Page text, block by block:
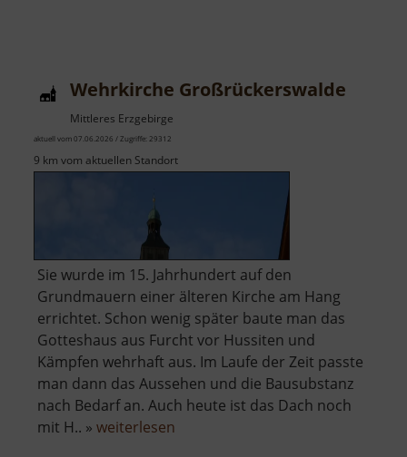
Wehrkirche Großrückerswalde
Mittleres Erzgebirge
aktuell vom 07.06.2026 / Zugriffe: 29312
9 km vom aktuellen Standort
Sie wurde im 15. Jahrhundert auf den
Grundmauern einer älteren Kirche am Hang
errichtet. Schon wenig später baute man das
Gotteshaus aus Furcht vor Hussiten und
Kämpfen wehrhaft aus. Im Laufe der Zeit passte
man dann das Aussehen und die Bausubstanz
nach Bedarf an. Auch heute ist das Dach noch
mit H.. » weiterlesen